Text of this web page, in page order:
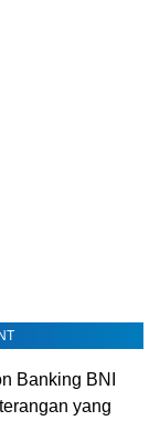
Banking BNI
yang